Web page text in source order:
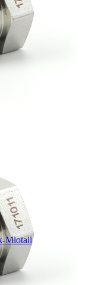
Miotail